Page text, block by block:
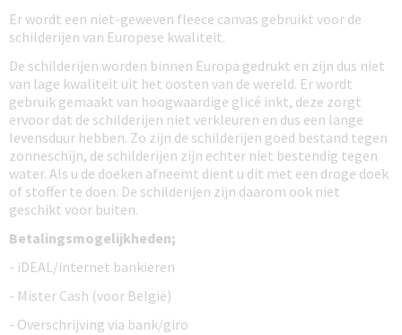
Er wordt een niet-geweven fleece canvas gebruikt voor de
schilderijen van Europese kwaliteit.
De schilderijen worden binnen Europa gedrukt en zijn dus niet
van lage kwaliteit uit het oosten van de wereld. Er wordt
gebruik gemaakt van hoogwaardige glicé inkt, deze zorgt
ervoor dat de schilderijen niet verkleuren en dus een lange
levensduur hebben. Zo zijn de schilderijen goed bestand tegen
zonneschijn, de schilderijen zijn echter niet bestendig tegen
water. Als u de doeken afneemt dient u dit met een droge doek
of stoffer te doen. De schilderijen zijn daarom ook niet
geschikt voor buiten.
Betalingsmogelijkheden;
- iDEAL/internet bankieren
- Mister Cash (voor België)
- Overschrijving via bank/giro